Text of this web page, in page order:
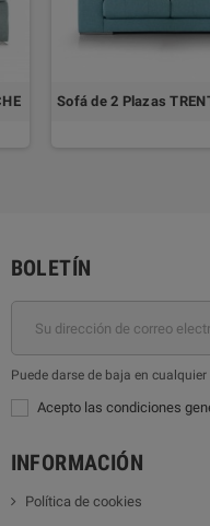
BOLETÍN
Puede darse de baja en
Acepto las condiciones
INFORMACIÓN
Política de cookies